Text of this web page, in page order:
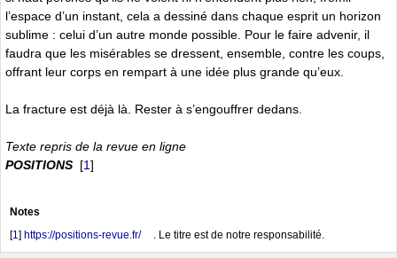
l’espace d’un instant, cela a dessiné dans chaque esprit un horizon
sublime : celui d’un autre monde possible. Pour le faire advenir, il
faudra que les misérables se dressent, ensemble, contre les coups,
offrant leur corps en rempart à une idée plus grande qu’eux.
La fracture est déjà là. Rester à s’engouffrer dedans.
Texte repris de la revue en ligne
POSITIONS [1]
Notes
[1] https://positions-revue.fr/ . Le titre est de notre responsabilité.